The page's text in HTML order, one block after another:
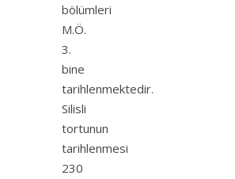
bölümleri
M.Ö.
3.
bine
tarihlenmektedir.
Silisli
tortunun
tarihlenmesi
230